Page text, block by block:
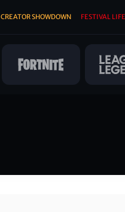
CREATOR SHOWDOWN FESTIVAL